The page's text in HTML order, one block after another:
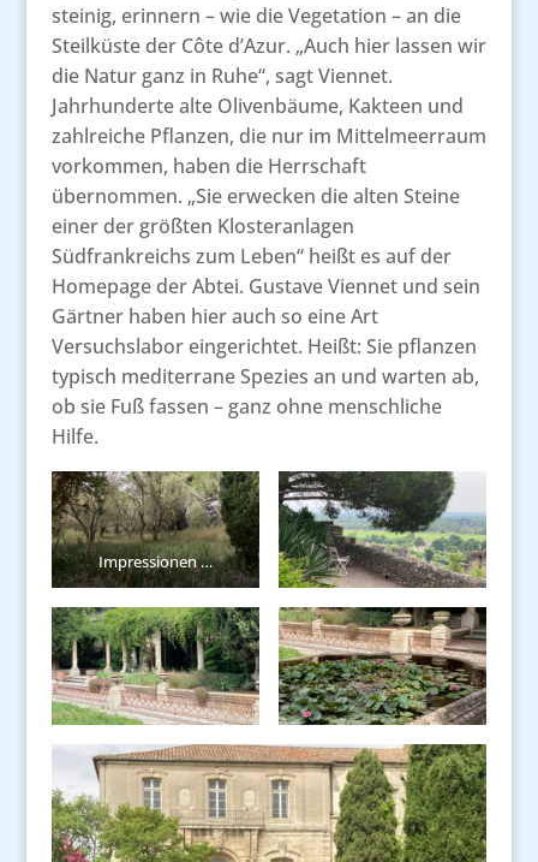
steinig, erinnern – wie die Vegetation – an die
Steilküste der Côte d’Azur. „Auch hier lassen wir
die Natur ganz in Ruhe“, sagt Viennet.
Jahrhunderte alte Olivenbäume, Kakteen und
zahlreiche Pflanzen, die nur im Mittelmeerraum
vorkommen, haben die Herrschaft
übernommen. „Sie erwecken die alten Steine
einer der größten Klosteranlagen
Südfrankreichs zum Leben“ heißt es auf der
Homepage der Abtei. Gustave Viennet und sein
Gärtner haben hier auch so eine Art
Versuchslabor eingerichtet. Heißt: Sie pflanzen
typisch mediterrane Spezies an und warten ab,
ob sie Fuß fassen – ganz ohne menschliche
Hilfe.
Impressionen …